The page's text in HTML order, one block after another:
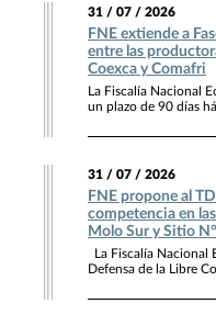
31 / 07 / 2026
FNE extiende a
entre las
Coexca y Comafri
La Fiscalía Nacional
un plazo de 90 días
31 / 07 / 2026
FNE propone al
competencia en
Molo Sur y Sitio
La Fiscalía Nacional
Defensa de la Libre